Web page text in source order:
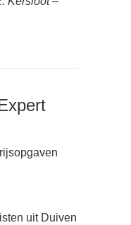
uit Duiven